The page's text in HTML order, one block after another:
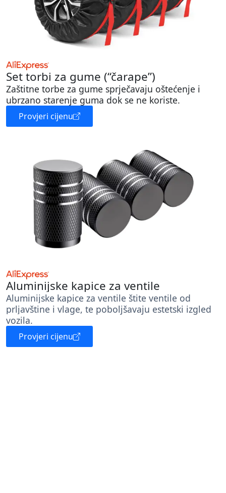
Set torbi za gume (“čarape”)
Zaštitne torbe za gume sprječavaju oštećenje i
ubrzano starenje guma dok se ne koriste.
Provjeri cijenu
Aluminijske kapice za ventile
Aluminijske kapice za ventile štite ventile od
prljavštine i vlage, te poboljšavaju estetski izgled
vozila.
Provjeri cijenu